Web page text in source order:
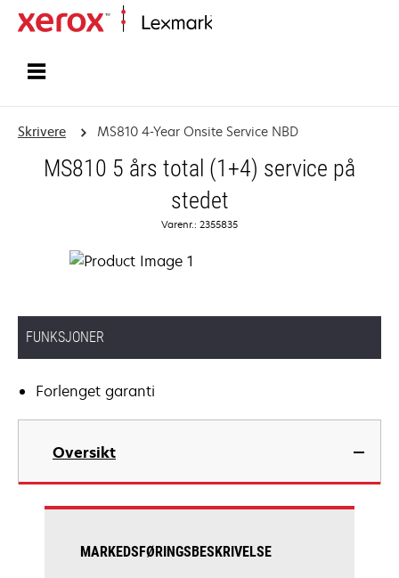
Skrivere MS810 4-Year Onsite Service NBD
MS810 5 års total (1+4) service på
stedet
Varenr.: 2355835
FUNKSJONER
Forlenget garanti
Oversikt
MARKEDSFØRINGSBESKRIVELSE